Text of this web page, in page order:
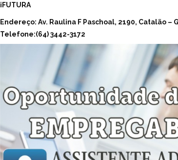
iFUTURA
Endereço: Av. Raulina F Paschoal, 2190, Catalão –
Telefone:(64) 3442-3172